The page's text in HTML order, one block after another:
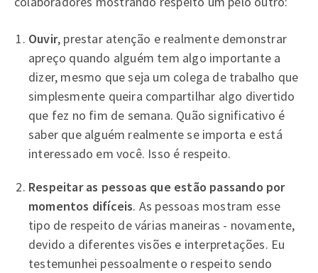
Ouvir, prestar atenção e realmente demonstrar
apreço quando alguém tem algo importante a
dizer, mesmo que seja um colega de trabalho que
simplesmente queira compartilhar algo divertido
que fez no fim de semana. Quão significativo é
saber que alguém realmente se importa e está
interessado em você. Isso é respeito.
Respeitar as pessoas que estão passando por
momentos difíceis. As pessoas mostram esse
tipo de respeito de várias maneiras - novamente,
devido a diferentes visões e interpretações. Eu
testemunhei pessoalmente o respeito sendo